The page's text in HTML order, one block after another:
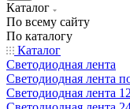
Каталог
По всему сайту
По каталогу
Каталог
Светодиодная лента
Светодиодная лента
Светодиодная лента